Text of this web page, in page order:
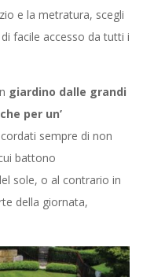
e la metratura, scegli
facile accesso da tutti i
giardino dalle grandi
per un’
sempre di non
battono
sole, o al contrario in
della giornata,